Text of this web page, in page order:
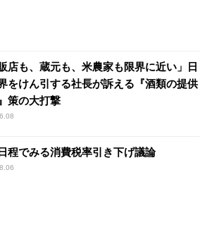
販店も、蔵元も、米農家も限界に近い」日
をけん引する社長が訴える『酒類の提供
策の大打撃
程でみる消費税率引き下げ議論